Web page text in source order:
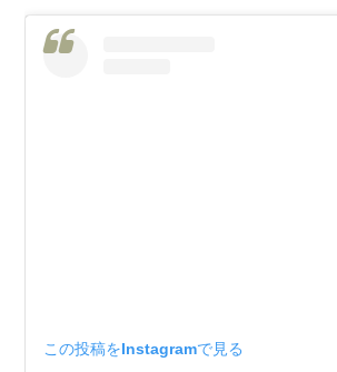
この投稿をInstagramで見る